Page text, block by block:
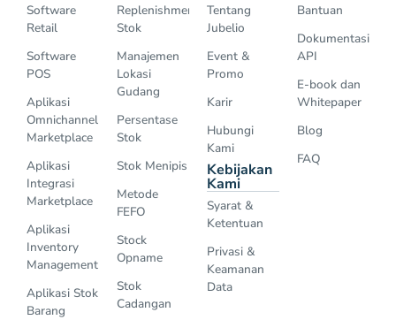
Software
Retail
Software
POS
Aplikasi
Omnichannel
Marketplace
Aplikasi
Integrasi
Marketplace
Aplikasi
Inventory
Management
Aplikasi Stok
Barang
Replenishment
Stok
Manajemen
Lokasi
Gudang
Persentase
Stok
Stok Menipis
Metode
FEFO
Stock
Opname
Stok
Cadangan
Tentang
Jubelio
Event &
Promo
Karir
Hubungi
Kami
Kebijakan
Kami
Syarat &
Ketentuan
Privasi &
Keamanan
Data
Bantuan
Dokumentasi
API
E-book dan
Whitepaper
Blog
FAQ